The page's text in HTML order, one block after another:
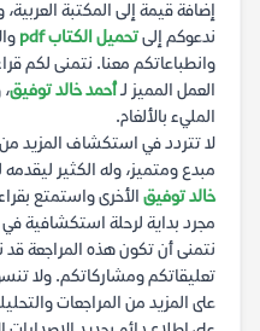
إضافة قيمة إلى المكتبة
ندعوكم إلىتحميل الكتاب pdf
وانطباعاتكم معنا. نتمنى لكم
العمل المميز لـأحمد خالد توفيق
المليء بالألغام.
لا تتردد في استكشاف المزيد
مبدع ومتميز، وله الكثير
خالد توفيق الأخرى واستمتع
مجرد بداية لرحلة استكشافية في
نتمنى أن تكون هذه المراجعة قد
تعليقاتكم ومشاركاتكم. ولا
على المزيد من المراجعات